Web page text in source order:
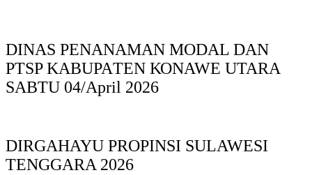
DINAS PΕΝΑΝΑΜAN MODAL DAN
PTSP KABUPAΤΕΝ ΚΟNAWE UTARA
SABTU 04/April 2026
DIRGAHAYU PROPINSI SULAWESI
TENGGARA 2026